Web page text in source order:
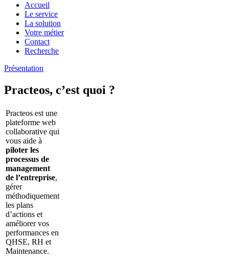
Accueil
Le service
La solution
Votre métier
Contact
Recherche
Présentation
Practeos, c’est quoi ?
Practeos est une
plateforme web
collaborative qui
vous aide à
piloter les
processus de
management
de l’entreprise,
gérer
méthodiquement
les plans
d’actions et
améliorer vos
performances en
QHSE, RH et
Maintenance.